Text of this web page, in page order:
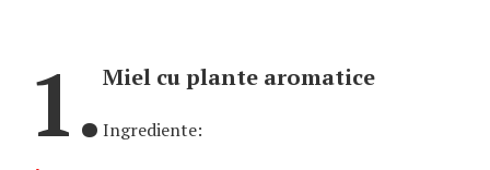
1.Miel cu plante aromatice
Ingrediente: